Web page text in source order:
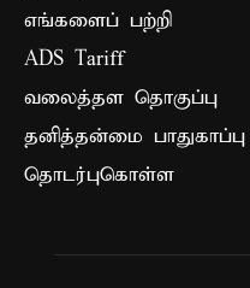
எங்களைப் பற்றி
ADS Tariff
வலைத்தள தொகுப்பு
தனித்தன்மை பாதுகாப்பு
தொடர்புகொள்ள